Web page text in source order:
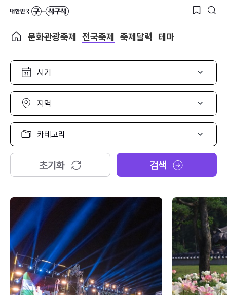
문화관광축제 전국축제 축제달력 테마
시
선
택
지
선
택
카
고
리
택
초기화 검색